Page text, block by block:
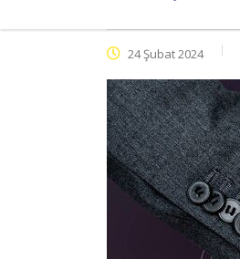
24 Şubat 2024